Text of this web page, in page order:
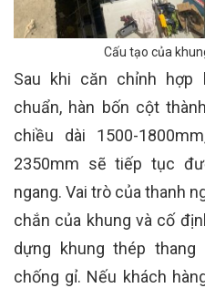
Cấu tạo của
Sau khi căn chỉnh hợp
chuẩn, hàn bốn cột
chiều dài 1500-
2350mm sẽ tiếp tục
ngang. Vai trò của thanh
chắn của khung và cố
dựng khung thép
chống gỉ. Nếu khách